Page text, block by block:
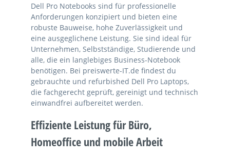
Dell Pro Notebooks sind für professionelle
Anforderungen konzipiert und bieten eine
robuste Bauweise, hohe Zuverlässigkeit und
eine ausgeglichene Leistung. Sie sind ideal für
Unternehmen, Selbstständige, Studierende und
alle, die ein langlebiges Business-Notebook
benötigen. Bei preiswerte-IT.de findest du
gebrauchte und refurbished Dell Pro Laptops,
die fachgerecht geprüft, gereinigt und technisch
einwandfrei aufbereitet werden.
Effiziente Leistung für Büro,
Homeoffice und mobile Arbeit